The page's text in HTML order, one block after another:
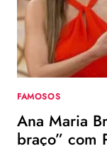
NOS
DAS
DE
SUAS
FAMOSOS
Ana Maria
braço” com